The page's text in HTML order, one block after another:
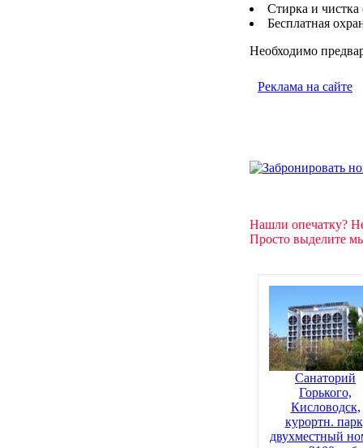
Стирка и
Бесплатная
Необходимо
Реклама на сайте
Нашли опечатку?
Просто выделите
Санаторий
Горького,
Кисловодск,
курортн.
двухместный